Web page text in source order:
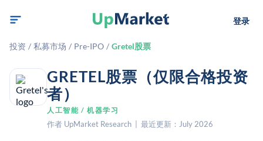
登录
投资 / 私募市场 / Pre-IPO / Gretel股票
GRETEL股票（仅限合格投资
者）
人工智能 / 机器学习
作者 UpMarket Research | 最近更新：July 2026